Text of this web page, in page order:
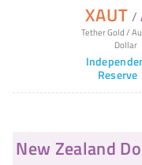
XAUT /
Tether Gold/
Dollar
Reserve
New Zealand